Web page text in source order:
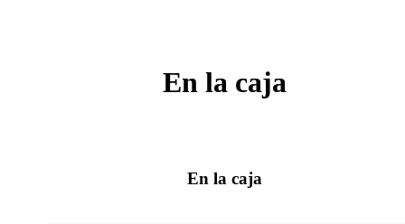
En la caja
En la caja